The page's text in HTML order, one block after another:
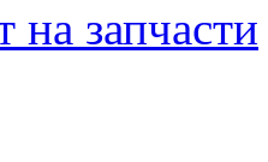
на запчасти